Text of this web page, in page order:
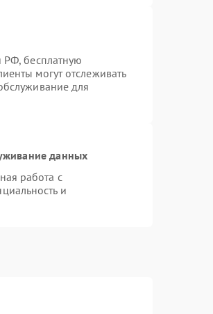
РФ, бесплатную
могут отслеживать
для
данных
работа с
и